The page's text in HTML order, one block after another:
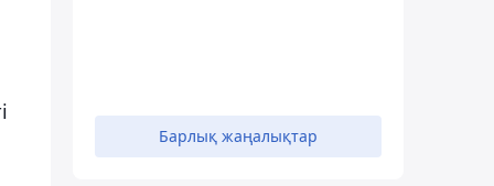
Барлық жаңалықтар